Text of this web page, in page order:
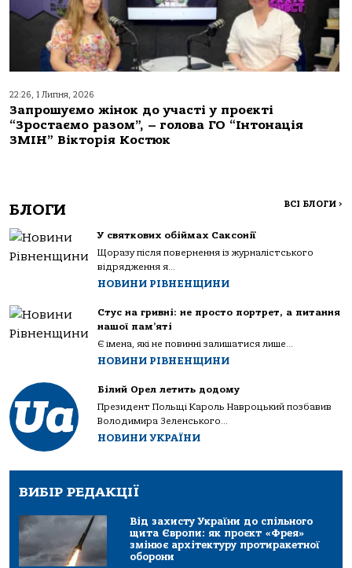
22:26, 1 Липня, 2026
Запрошуємо жінок до участі у проєкті
“Зростаємо разом”, – голова ГО “Інтонація
ЗМІН” Вікторія Костюк
БЛОГИ ВСІ БЛОГИ >
У святкових обіймах Саксонії
Щоразу після повернення із журналістського
відрядження я...
НОВИНИ РІВНЕНЩИНИ
Стус на гривні: не просто портрет, а питання
нашої пам’яті
Є імена, які не повинні залишатися лише...
НОВИНИ РІВНЕНЩИНИ
Білий Орел летить додому
Президент Польщі Кароль Навроцький позбавив
Володимира Зеленського...
НОВИНИ УКРАЇНИ
ВИБІР РЕДАКЦІЇ
Від захисту України до спільного
щита Європи: як проєкт «Фрея»
змінює архітектуру протиракетної
оборони